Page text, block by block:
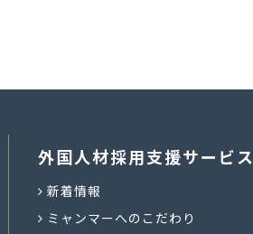
外国人材採用支援サービス
新着情報
ミャンマーへのこだわり